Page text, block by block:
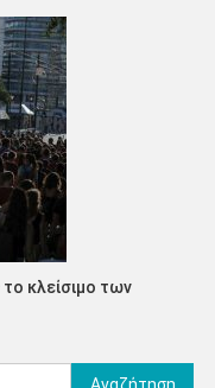
κλείσιμο των
Αναζήτηση